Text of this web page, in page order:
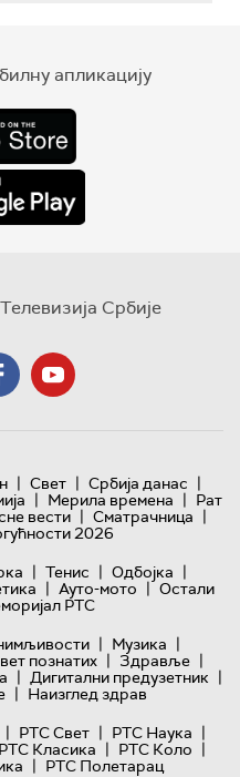
апликацију
Србије
| Свет | Србија данас |
| Мерила времена | Рат
вести | Сматрачница |
2026
| Тенис | Одбојка |
| Ауто-мото | Остали
РТС
| Музика |
познатих | Здравље |
| Дигитални предузетник |
| Наизглед здрав
| РТС Свет | РТС Наука |
РТС Класика | РТС Коло |
| РТС Полетарац